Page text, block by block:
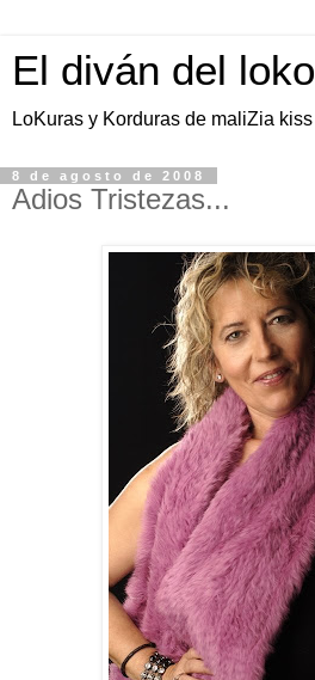
El diván del loko
LoKuras y Korduras de maliZia kiss
8 de agosto de 2008
Adios Tristezas...